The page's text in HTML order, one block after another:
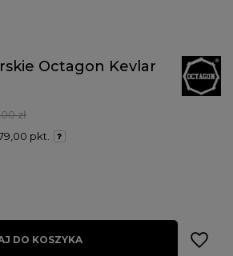
Octagon Kevlar
zł
pkt.
DO KOSZYKA